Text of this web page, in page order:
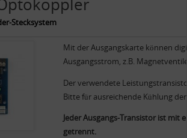
Stecksystem
Mit der Ausgangskarte können
Ausgangsstrom, z.B.
Der verwendete
Bitte für ausreichende Kühlung
Jeder Ausgangs-Transistor ist mit
getrennt.